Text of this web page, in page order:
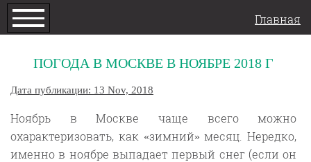
Главная
ПОГОДА В МОСКВЕ В НОЯБРЕ 2018 Г
Дата публикации: 13 Nov, 2018
Ноябрь в Москве чаще всего можно
охарактеризовать, как «зимний» месяц. Нередко,
именно в ноябре выпадает первый снег (если он